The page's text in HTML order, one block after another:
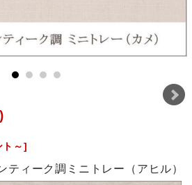
～]
ィーク調ミニトレー（アヒル）